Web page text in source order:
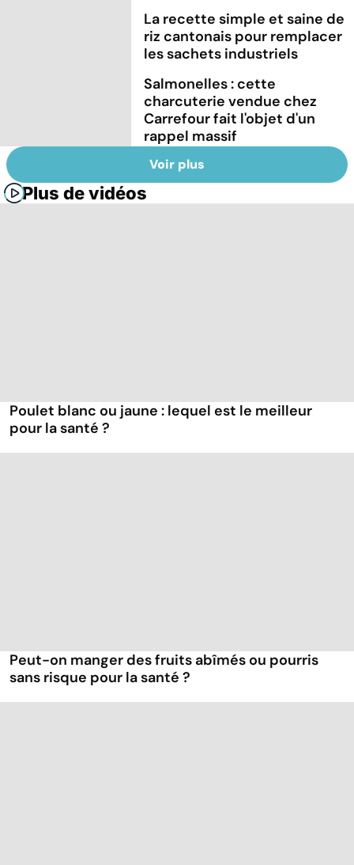
La recette simple et saine de
riz cantonais pour remplacer
les sachets industriels
Salmonelles : cette
charcuterie vendue chez
Carrefour fait l'objet d'un
rappel massif
Voir plus
Plus de vidéos
Poulet blanc ou jaune : lequel est le meilleur
pour la santé ?
Peut-on manger des fruits abîmés ou pourris
sans risque pour la santé ?